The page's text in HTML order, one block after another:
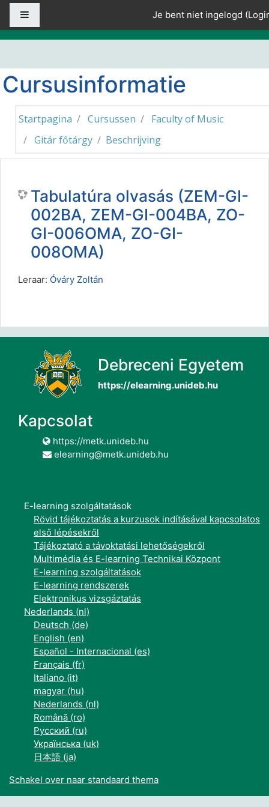
Ga naar hoofdinhoud
Je bent niet ingelogd (
Cursusinformatie
Startpagina Cursussen
Faculty of Music
Gitár főtárgy
Beschrijving
Tabulatúra olvasás (ZEM-GI-
002BA, ZEM-GI-004BA, ZO-
GI-006OMA, ZO-GI-
008OMA)
Leraar: Óváry Zoltán
Debreceni Egyetem
https://elearning.unideb.hu
Kapcsolat
https://metk.unideb.hu
elearning@metk.unideb.hu
E-learning szolgáltatások
Rövid tájékoztatás a kurzusok indításával kapcsolatos
első lépésekről
Tájékoztató a távoktatási lehetőségekről
Multimédia és E-learning Technikai Központ
E-learning szolgáltatások
E-learning rendszerek
Elektronikus vizsgáztatás
Nederlands ‎(nl)‎
Deutsch ‎(de)‎
English ‎(en)‎
Español - Internacional ‎(es)‎
Français ‎(fr)‎
Italiano ‎(it)‎
magyar ‎(hu)‎
Nederlands ‎(nl)‎
Română ‎(ro)‎
Русский ‎(ru)‎
Українська ‎(uk)‎
日本語 ‎(ja)‎
Schakel over naar standaard thema